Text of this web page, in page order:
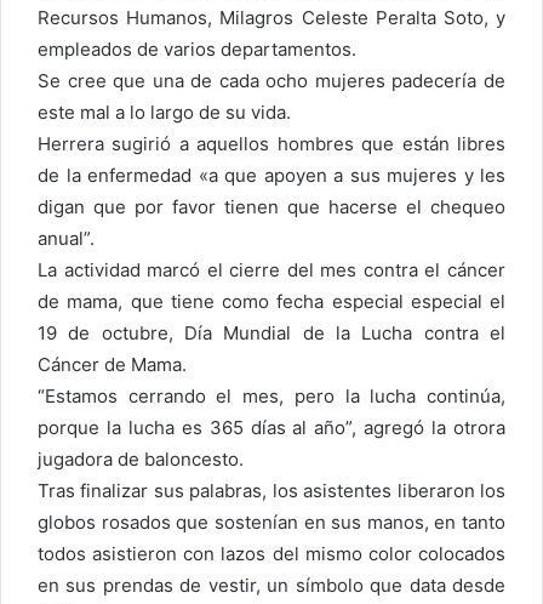
Recursos Humanos, Milagros Celeste Peralta Soto, y
empleados de varios departamentos.
Se cree que una de cada ocho mujeres padecería de
este mal a lo largo de su vida.
Herrera sugirió a aquellos hombres que están libres
de la enfermedad «a que apoyen a sus mujeres y les
digan que por favor tienen que hacerse el chequeo
anual”.
La actividad marcó el cierre del mes contra el cáncer
de mama, que tiene como fecha especial especial el
19 de octubre, Día Mundial de la Lucha contra el
Cáncer de Mama.
“Estamos cerrando el mes, pero la lucha continúa,
porque la lucha es 365 días al año”, agregó la otrora
jugadora de baloncesto.
Tras finalizar sus palabras, los asistentes liberaron los
globos rosados que sostenían en sus manos, en tanto
todos asistieron con lazos del mismo color colocados
en sus prendas de vestir, un símbolo que data desde